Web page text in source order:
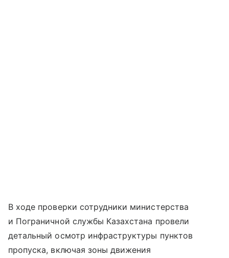
В ходе проверки сотрудники министерства
и Пограничной службы Казахстана провели
детальный осмотр инфраструктуры пунктов
пропуска, включая зоны движения